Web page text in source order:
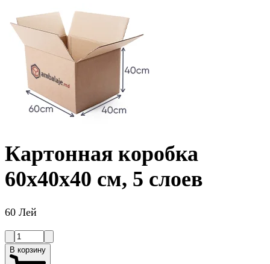
Картонная коробка
60x40x40 см, 5 слоев
60 Лей
В корзину